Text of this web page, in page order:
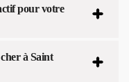
pour votre
à Saint